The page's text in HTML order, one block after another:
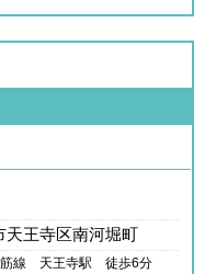
天王寺区南河堀町
筋線 天王寺駅 徒歩6分